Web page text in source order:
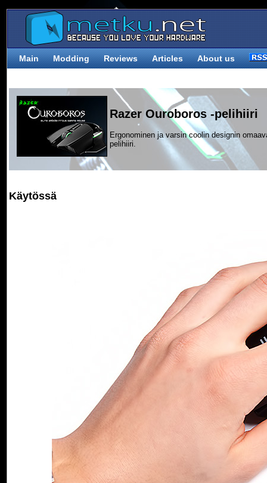
Main Modding Reviews Articles About us
Razer Ouroboros -pelihiiri
Ergonominen ja varsin coolin designin
pelihiiri.
Käytössä